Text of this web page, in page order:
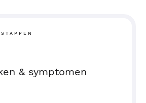
& symptomen